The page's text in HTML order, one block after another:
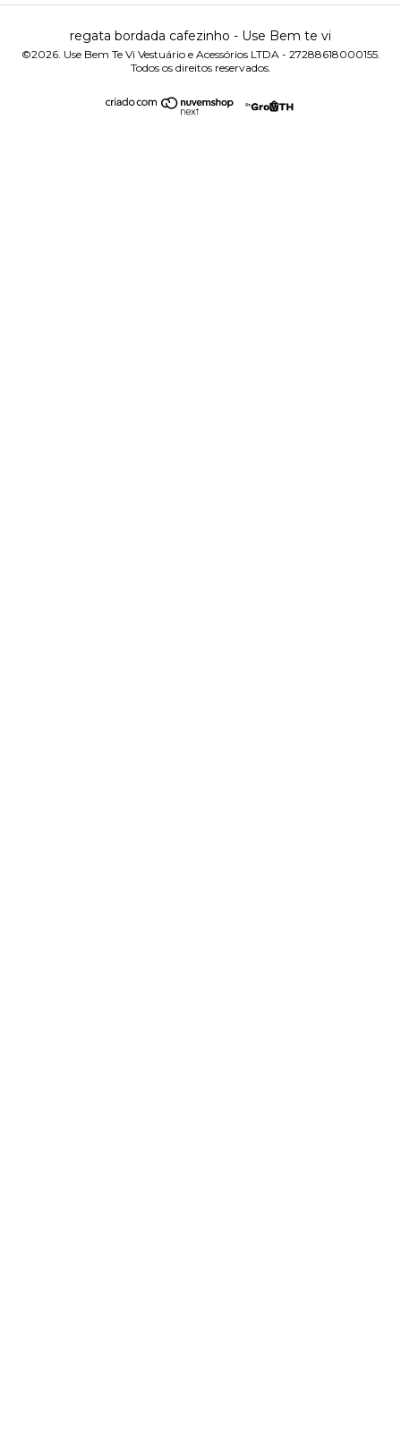
regata bordada cafezinho - Use Bem te vi
©2026. Use Bem Te Vi Vestuário e Acessórios LTDA - 27288618000155.
Todos os direitos reservados.